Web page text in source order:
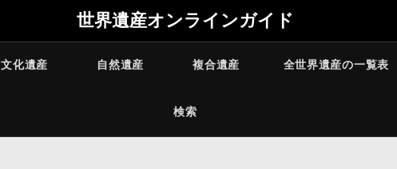
世界遺産オンラインガイド
文化遺産 自然遺産 複合遺産 全世界遺産の一覧表
検索